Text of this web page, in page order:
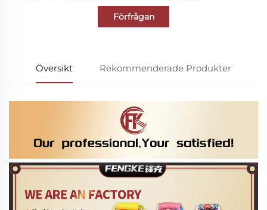
Förfrågan
Översikt Rekommenderade Produkter